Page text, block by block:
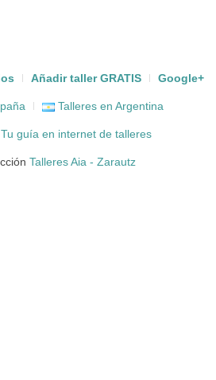
Añadir taller GRATIS Google+
Talleres en Argentina
guía en internet de talleres
Talleres Aia - Zarautz